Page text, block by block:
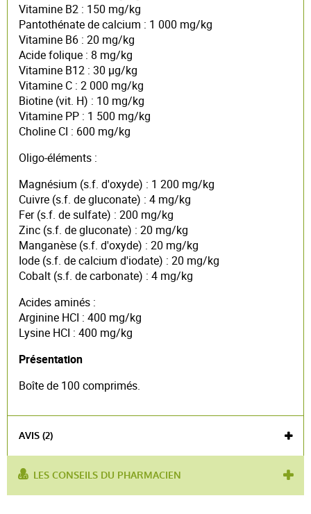
Vitamine B2 : 150 mg/kg
Pantothénate de calcium : 1 000 mg/kg
Vitamine B6 : 20 mg/kg
Acide folique : 8 mg/kg
Vitamine B12 : 30 µg/kg
Vitamine C : 2 000 mg/kg
Biotine (vit. H) : 10 mg/kg
Vitamine PP : 1 500 mg/kg
Choline CI : 600 mg/kg
Oligo-éléments :
Magnésium (s.f. d'oxyde) : 1 200 mg/kg
Cuivre (s.f. de gluconate) : 4 mg/kg
Fer (s.f. de sulfate) : 200 mg/kg
Zinc (s.f. de gluconate) : 20 mg/kg
Manganèse (s.f. d'oxyde) : 20 mg/kg
Iode (s.f. de calcium d'iodate) : 20 mg/kg
Cobalt (s.f. de carbonate) : 4 mg/kg
Acides aminés :
Arginine HCI : 400 mg/kg
Lysine HCI : 400 mg/kg
Présentation
Boîte de 100 comprimés.
AVIS (2)
LES CONSEILS DU PHARMACIEN